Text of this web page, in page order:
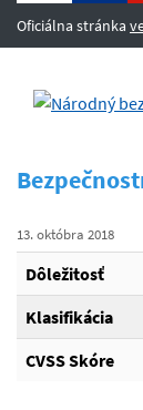
Oficiálna stránka
13. októbra 2018
Dôležitosť
Klasifikácia
CVSS Skóre